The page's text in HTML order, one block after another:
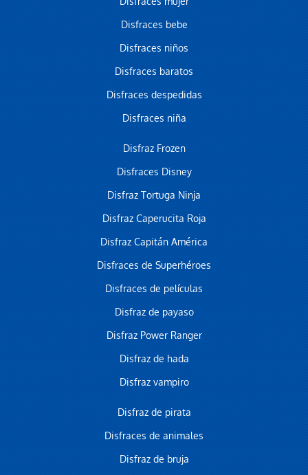
Disfraces bebe
Disfraces niños
Disfraces baratos
Disfraces despedidas
Disfraces niña
Disfraz Frozen
Disfraces Disney
Disfraz Tortuga Ninja
Disfraz Caperucita Roja
Disfraz Capitán América
Disfraces de Superhéroes
Disfraces de películas
Disfraz de payaso
Disfraz Power Ranger
Disfraz de hada
Disfraz vampiro
Disfraz de pirata
Disfraces de animales
Disfraz de bruja